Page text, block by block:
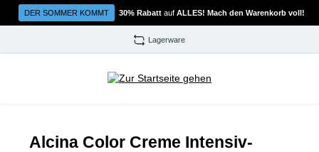
Zum Hauptinhalt springen
DER SOMMER KOMMT 30% Rabatt auf ALLES! Mach den Warenkorb voll!
Lagerware
Alcina Color Creme Intensiv-